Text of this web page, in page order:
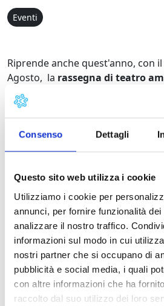
Consenso Dettagli
Questo sito web utilizza i cookie
Utilizziamo i cookie per
annunci, per fornire funzionalità
analizzare il nostro traffico.
informazioni sul modo in cui
nostri partner che si occupano di
pubblicità e social media, i quali
con altre informazioni che ha
raccolto dal suo utilizzo dei loro
Eventi
Riprende anche quest'anno, con
Agosto, la rassegna di teatro
dalla
F.I.T.A., Federazione
Lucca
e realizzata con il
Montecarlo.
– La zia d’America,commedia
Deval. Regia diRoberto
Studio. Una pochade alla
italiana, con i travestimenti, le
comica ed i tradimenti veri o
Per gustare al meglio le tiepide